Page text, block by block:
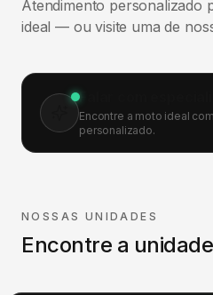
Atendimento personalizado
ideal — ou visite uma de
Falar com
Encontre a moto ideal
personalizado.
NOSSAS UNIDADES
Encontre a